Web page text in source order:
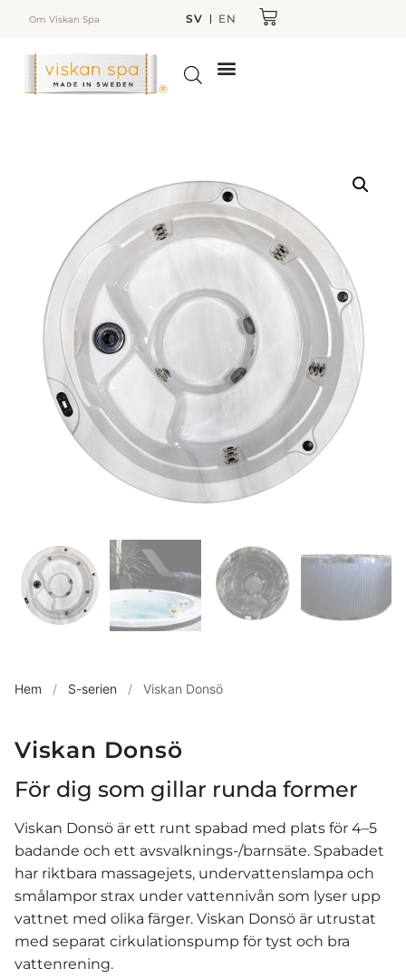
Om Viskan Spa SV EN
Hem / S-serien / Viskan Donsö
Viskan Donsö
För dig som gillar runda former
Viskan Donsö är ett runt spabad med plats för 4–5
badande och ett avsvalknings-/barnsäte. Spabadet
har riktbara massagejets, undervattenslampa och
smålampor strax under vattennivån som lyser upp
vattnet med olika färger. Viskan Donsö är utrustat
med separat cirkulationspump för tyst och bra
vattenrening.